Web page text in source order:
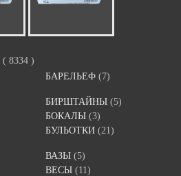
( 8334 )
БАРЕЛЬЕФ (7)
БИРШТАЙНЫ (5)
БОКАЛЫ (3)
БУЛЬОТКИ (21)
ВАЗЫ (5)
ВЕСЫ (11)